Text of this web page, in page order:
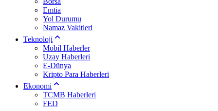
Emtia
Yol Durumu
Namaz Vakitleri
Teknoloji
Mobil Haberler
Uzay Haberleri
E-Dünya
Kripto Para Haberleri
Ekonomi
TCMB Haberleri
FED